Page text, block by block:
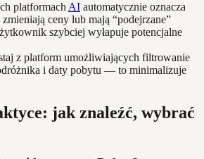
platformach AI automatycznie oznacza
ceny lub mają “podejrzane”
szybciej wyłapuje potencjalne
z platform umożliwiających filtrowanie
i daty pobytu — to minimalizuje
jak znaleźć, wybrać